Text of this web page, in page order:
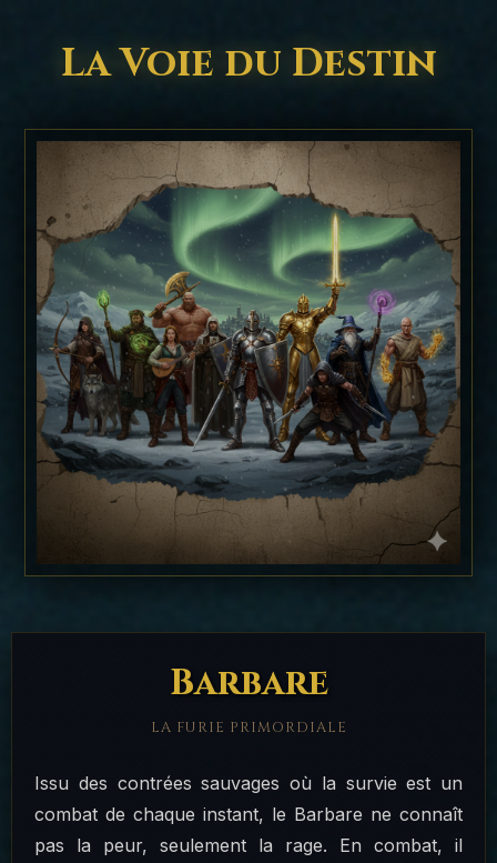
La Voie du Destin
Barbare
LA FURIE PRIMORDIALE
Issu des contrées sauvages où la survie est un
combat de chaque instant, le Barbare ne connaît
pas la peur, seulement la rage. En combat, il